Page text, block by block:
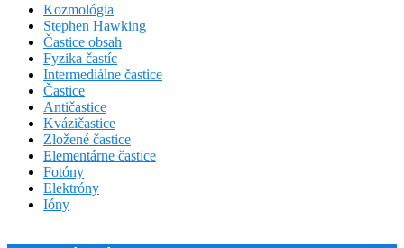
Kozmológia
Stephen Hawking
Častice obsah
Fyzika častíc
Intermediálne častice
Častice
Antičastice
Kvázičastice
Zložené častice
Elementárne častice
Fotóny
Elektróny
Ióny